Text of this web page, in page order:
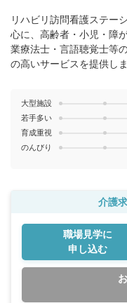
リハビリ訪問看護ステー
心に、高齢者・小児・障
業療法士・言語聴覚士等
の高いサービスを提供し
大型施設
若手多い
育成重視
のんびり
介護
職場見学に
申し込む